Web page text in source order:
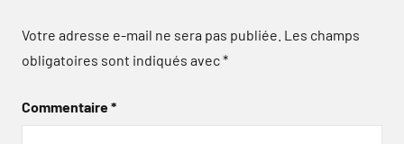
Votre adresse e-mail ne sera pas publiée. Les champs
obligatoires sont indiqués avec*
Commentaire*